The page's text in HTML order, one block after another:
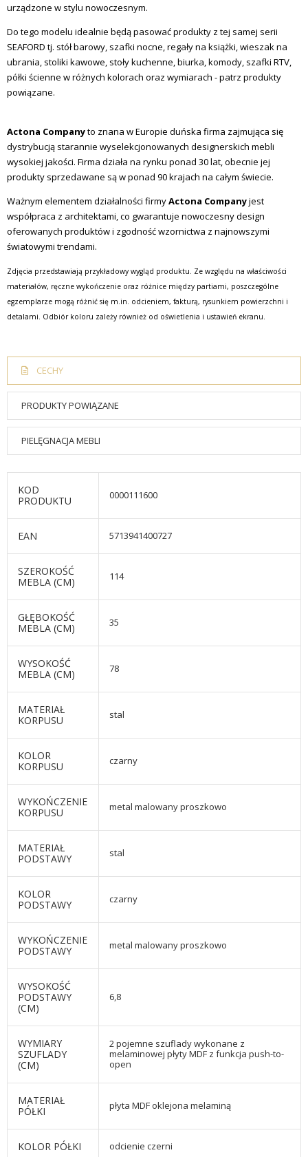
urządzone w stylu nowoczesnym.
Do tego modelu idealnie będą pasować produkty z tej samej serii
SEAFORD tj. stół barowy, szafki nocne, regały na książki, wieszak na
ubrania, stoliki kawowe, stoły kuchenne, biurka, komody, szafki RTV,
półki ścienne w różnych kolorach oraz wymiarach -patrz produkty
powiązane.
Actona Companyto znana w Europie duńska firma zajmująca się
dystrybucją starannie wyselekcjonowanych designerskich mebli
wysokiej jakości. Firma działa na rynku ponad 30 lat, obecnie jej
produkty sprzedawane są w ponad 90 krajach na całym świecie.
Ważnym elementem działalności firmyActona Companyjest
współpraca z architektami, co gwarantuje nowoczesny design
oferowanych produktów i zgodność wzornictwa z najnowszymi
światowymi trendami.
Zdjęcia przedstawiają przykładowy wygląd produktu. Ze względu na właściwości
materiałów, ręczne wykończenie oraz różnice między partiami, poszczególne
egzemplarze mogą różnić się m.in. odcieniem, fakturą, rysunkiem powierzchni i
detalami. Odbiór koloru zależy również od oświetlenia i ustawień ekranu.
CECHY
PRODUKTY POWIĄZANE
PIELĘGNACJA MEBLI
KOD
PRODUKTU
0000111600
EAN 5713941400727
SZEROKOŚĆ
MEBLA (CM)
114
GŁĘBOKOŚĆ
MEBLA (CM)
35
WYSOKOŚĆ
MEBLA (CM)
78
MATERIAŁ
KORPUSU
stal
KOLOR
KORPUSU
czarny
WYKOŃCZENIE
KORPUSU
metal malowany proszkowo
MATERIAŁ
PODSTAWY
stal
KOLOR
PODSTAWY
czarny
WYKOŃCZENIE
PODSTAWY
metal malowany proszkowo
WYSOKOŚĆ
PODSTAWY
(CM)
6,8
WYMIARY
SZUFLADY
(CM)
2 pojemne szuflady wykonane z
melaminowej płyty MDF z funkcja push-to-
open
MATERIAŁ
PÓŁKI
płyta MDF oklejona melaminą
KOLOR PÓŁKI odcienie czerni